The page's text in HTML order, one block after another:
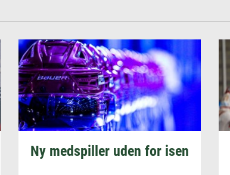
Ny medspiller uden for isen